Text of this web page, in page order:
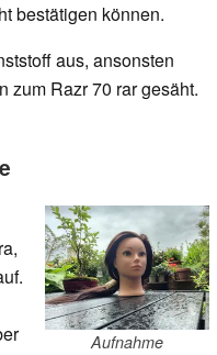
bestätigen können.
aus, ansonsten
zum Razr 70 rar gesäht.
Aufnahme